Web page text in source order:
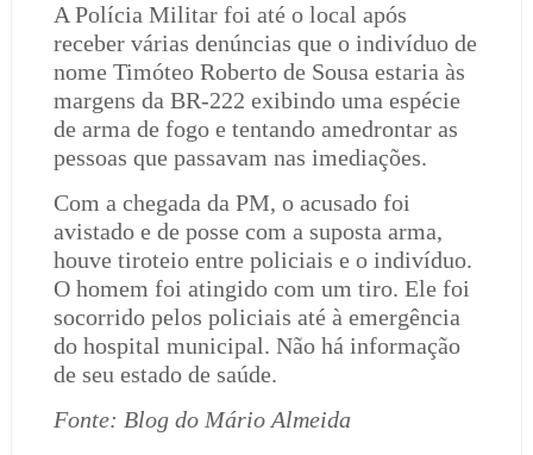
A Polícia Militar foi até o local após
receber várias denúncias que o indivíduo de
nome Timóteo Roberto de Sousa estaria às
margens da BR-222 exibindo uma espécie
de arma de fogo e tentando amedrontar as
pessoas que passavam nas imediações.
Com a chegada da PM, o acusado foi
avistado e de posse com a suposta arma,
houve tiroteio entre policiais e o indivíduo.
O homem foi atingido com um tiro. Ele foi
socorrido pelos policiais até à emergência
do hospital municipal. Não há informação
de seu estado de saúde.
Fonte: Blog do Mário Almeida